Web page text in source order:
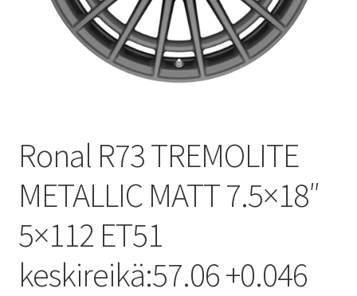
Ronal R73 TREMOLITE
METALLIC MATT 7.5×18″
5×112 ET51
keskireikä:57.06 +0.046